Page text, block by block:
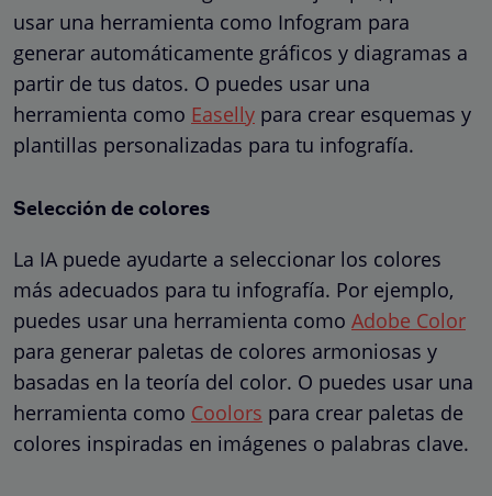
usar una herramienta como Infogram para
generar automáticamente gráficos y diagramas a
partir de tus datos. O puedes usar una
herramienta como Easelly para crear esquemas y
plantillas personalizadas para tu infografía.
Selección de colores
La IA puede ayudarte a seleccionar los colores
más adecuados para tu infografía. Por ejemplo,
puedes usar una herramienta como Adobe Color
para generar paletas de colores armoniosas y
basadas en la teoría del color. O puedes usar una
herramienta como Coolors para crear paletas de
colores inspiradas en imágenes o palabras clave.